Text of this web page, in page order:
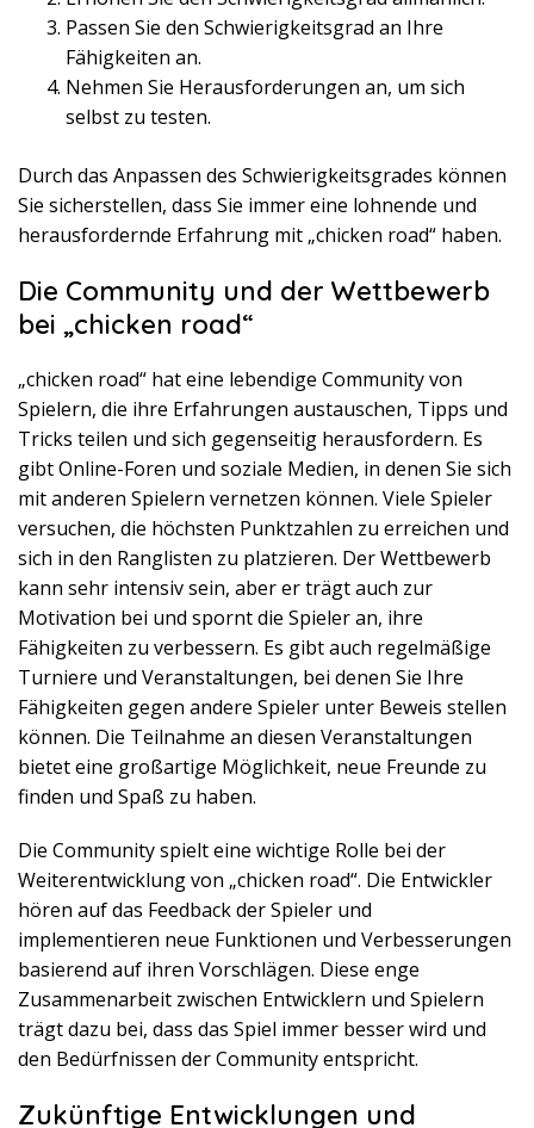
Passen Sie den Schwierigkeitsgrad an Ihre
Fähigkeiten an.
Nehmen Sie Herausforderungen an, um sich
selbst zu testen.
Durch das Anpassen des Schwierigkeitsgrades können
Sie sicherstellen, dass Sie immer eine lohnende und
herausfordernde Erfahrung mit „chicken road“ haben.
Die Community und der Wettbewerb
bei „chicken road“
„chicken road“ hat eine lebendige Community von
Spielern, die ihre Erfahrungen austauschen, Tipps und
Tricks teilen und sich gegenseitig herausfordern. Es
gibt Online-Foren und soziale Medien, in denen Sie sich
mit anderen Spielern vernetzen können. Viele Spieler
versuchen, die höchsten Punktzahlen zu erreichen und
sich in den Ranglisten zu platzieren. Der Wettbewerb
kann sehr intensiv sein, aber er trägt auch zur
Motivation bei und spornt die Spieler an, ihre
Fähigkeiten zu verbessern. Es gibt auch regelmäßige
Turniere und Veranstaltungen, bei denen Sie Ihre
Fähigkeiten gegen andere Spieler unter Beweis stellen
können. Die Teilnahme an diesen Veranstaltungen
bietet eine großartige Möglichkeit, neue Freunde zu
finden und Spaß zu haben.
Die Community spielt eine wichtige Rolle bei der
Weiterentwicklung von „chicken road“. Die Entwickler
hören auf das Feedback der Spieler und
implementieren neue Funktionen und Verbesserungen
basierend auf ihren Vorschlägen. Diese enge
Zusammenarbeit zwischen Entwicklern und Spielern
trägt dazu bei, dass das Spiel immer besser wird und
den Bedürfnissen der Community entspricht.
Zukünftige Entwicklungen und